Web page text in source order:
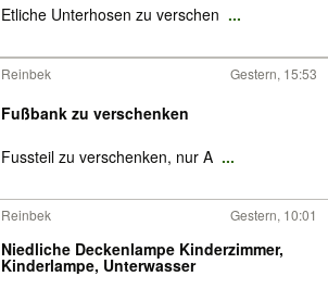
Etliche Unterhosen zu verschen ...
Reinbek Gestern, 15:53
Fußbank zu verschenken
Fussteil zu verschenken, nur A ...
Reinbek Gestern, 10:01
Niedliche Deckenlampe Kinderzimmer,
Kinderlampe, Unterwasser